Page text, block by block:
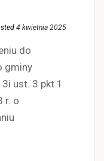
4 kwietnia 2025
do
gminy
ust. 3 pkt 1
r. o